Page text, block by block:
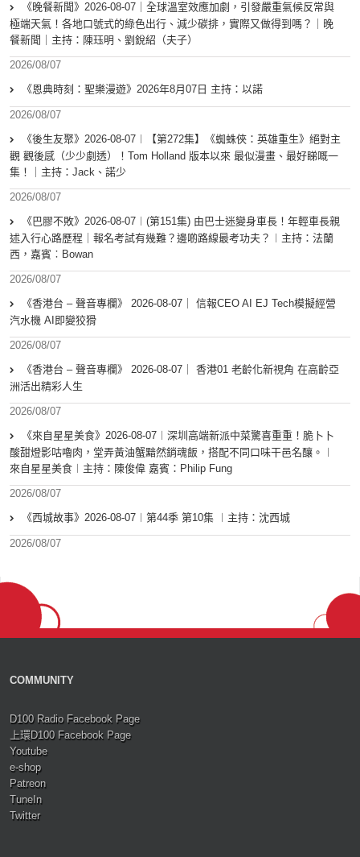
《晚餐新聞》2026-08-07｜全球溫室效應加劇，引發嚴重氣候反常與
極端天氣！各地口號式的綠色出行、減少碳排，實際又做得到嗎？｜晚
餐新聞｜主持：陳珏明、劉銳紹（夫子）
2026/08/07
《恩典時刻：聖樂漫遊》2026年8月07日 主持：以諾
2026/08/07
《後生友聚》2026-08-07︱【第272集】《蜘蛛俠：英雄重生》絕對主
觀 觀後感（少少劇透）！Tom Holland 版本以來 最似漫畫、最好睇嘅一
集！｜主持：Jack、諾少
2026/08/07
《巴膠不敗》2026-08-07︱(第151集) 由巴士迷變身車長！年輕車長親
述入行心路歷程｜報名考試有幾難？邊啲路線最考功夫？︱主持：法蘭
西，嘉賓︰Bowan
2026/08/07
《香港台 – 聲音專欄》 2026-08-07｜ 信報CEO AI EJ Tech模擬經營
汽水機 AI即變狡猾
2026/08/07
《香港台 – 聲音專欄》 2026-08-07｜ 香港01 老齡化新視角 在高齡亞
洲活出精彩人生
2026/08/07
《來自星星美食》2026-08-07︱深圳高端新派中菜驚喜重重！脆卜卜
酸甜燈影咕嚕肉，堂弄黃油蟹黯然銷魂飯，搭配不同口味干邑名釀。︱
來自星星美食︱主持：陳俊偉 嘉賓：Philip Fung
2026/08/07
《西城故事》2026-08-07︱第44季 第10集 ︱主持：沈西城
2026/08/07
COMMUNITY
D100 Radio Facebook Page
上環D100 Facebook Page
Youtube
e-shop
Patreon
TuneIn
Twitter